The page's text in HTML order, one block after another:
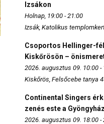
Izsákon
Holnap, 19:00 - 21:00
Izsák, Katolikus
Csoportos Hellinger-
Kiskőrösön –
2026. augusztus 09. 10:00 -
Kiskőrös, Felsőcebe tanya
Continental Singers
zenés este a
2026. augusztus 09. 18:00 -